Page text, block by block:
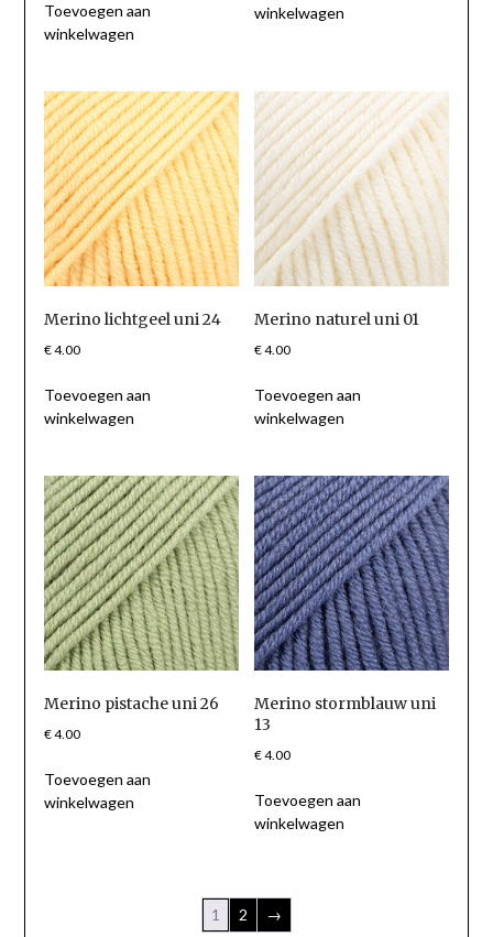
Toevoegen aan
winkelwagen
winkelwagen
Merino lichtgeel uni 24
€4.00
Toevoegen aan
winkelwagen
Merino naturel uni 01
€4.00
Toevoegen aan
winkelwagen
Merino pistache uni 26
€4.00
Toevoegen aan
winkelwagen
Merino stormblauw uni
13
€4.00
Toevoegen aan
winkelwagen
1 2 →